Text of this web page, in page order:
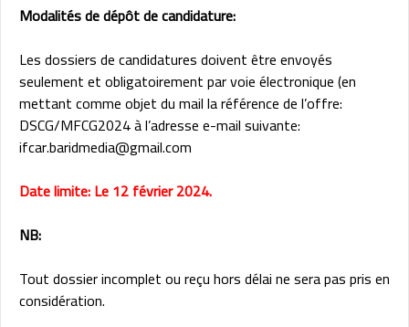
Modalités de dépôt de candidature:
Les dossiers de candidatures doivent être envoyés
seulement et obligatoirement par voie électronique (en
mettant comme objet du mail la référence de l’offre:
DSCG/MFCG2024 à l’adresse e-mail suivante:
ifcar.baridmedia@gmail.com
Date limite: Le 12 février 2024.
NB:
Tout dossier incomplet ou reçu hors délai ne sera pas pris en
considération.